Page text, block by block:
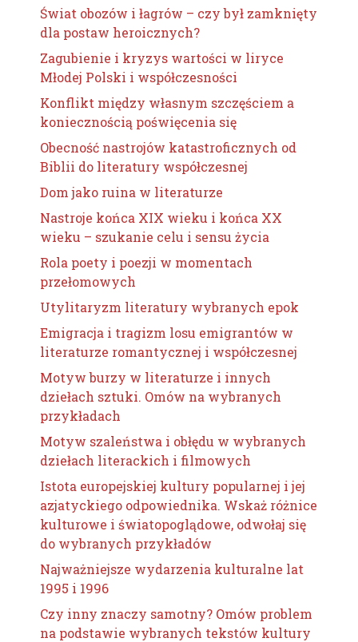
Świat obozów i łagrów – czy był zamknięty
dla postaw heroicznych?
Zagubienie i kryzys wartości w liryce
Młodej Polski i współczesności
Konflikt między własnym szczęściem a
koniecznością poświęcenia się
Obecność nastrojów katastroficznych od
Biblii do literatury współczesnej
Dom jako ruina w literaturze
Nastroje końca XIX wieku i końca XX
wieku – szukanie celu i sensu życia
Rola poety i poezji w momentach
przełomowych
Utylitaryzm literatury wybranych epok
Emigracja i tragizm losu emigrantów w
literaturze romantycznej i współczesnej
Motyw burzy w literaturze i innych
dziełach sztuki. Omów na wybranych
przykładach
Motyw szaleństwa i obłędu w wybranych
dziełach literackich i filmowych
Istota europejskiej kultury popularnej i jej
azjatyckiego odpowiednika. Wskaż różnice
kulturowe i światopoglądowe, odwołaj się
do wybranych przykładów
Najważniejsze wydarzenia kulturalne lat
1995 i 1996
Czy inny znaczy samotny? Omów problem
na podstawie wybranych tekstów kultury